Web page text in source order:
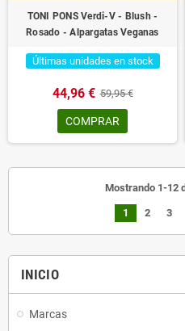
INICIO
Marcas
TONI PONS Verdi-V - Blush -
Rosado - Alpargatas Veganas
Últimas unidades en stock
44,96 € 59,95 €
COMPRAR
Mostrando 1-12
1 2 3